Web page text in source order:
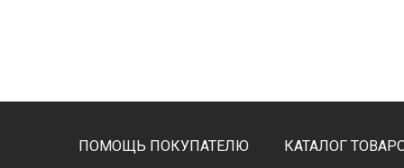
ПОМОЩЬ ПОКУПАТЕЛЮ КАТАЛОГ